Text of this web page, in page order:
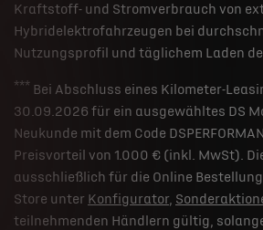
Kraftstoff- und Stromverbrauch von
Hybridelektrofahrzeugen bei
Nutzungsprofil und täglichem Laden
*** Bei Abschluss eines Kilometer-
30.09.2026 für ein ausgewähltes DS
Neukunde mit dem Code
Preisvorteil von 1.000 € (inkl. MwSt).
ausschließlich für die Online
Store unter Konfigurator,
teilnehmenden Händlern gültig,